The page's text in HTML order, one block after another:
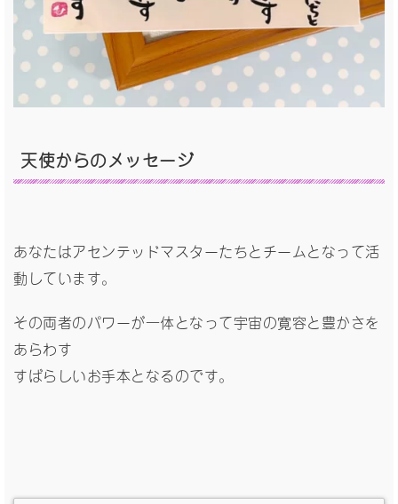
天使からのメッセージ
あなたはアセンテッドマスターたちとチームとなって活
動しています。
その両者のパワーが一体となって宇宙の寛容と豊かさを
あらわす
すばらしいお手本となるのです。